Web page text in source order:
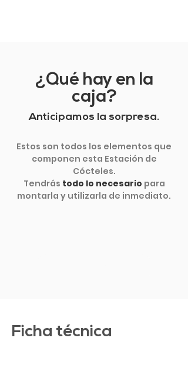
¿Qué hay en la
caja?
Anticipamos la sorpresa.
Estos son todos los elementos que
componen esta Estación de
Cócteles.
Tendrás todo lo necesario para
montarla y utilizarla de inmediato.
Ficha técnica